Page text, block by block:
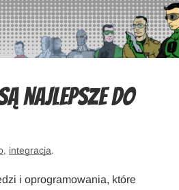
najlepsze do
, integracja.
i oprogramowania, które